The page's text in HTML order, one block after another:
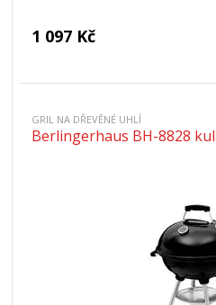
1 097 Kč
GRIL NA DŘEVĚNÉ UHLÍ
Berlingerhaus BH-8828